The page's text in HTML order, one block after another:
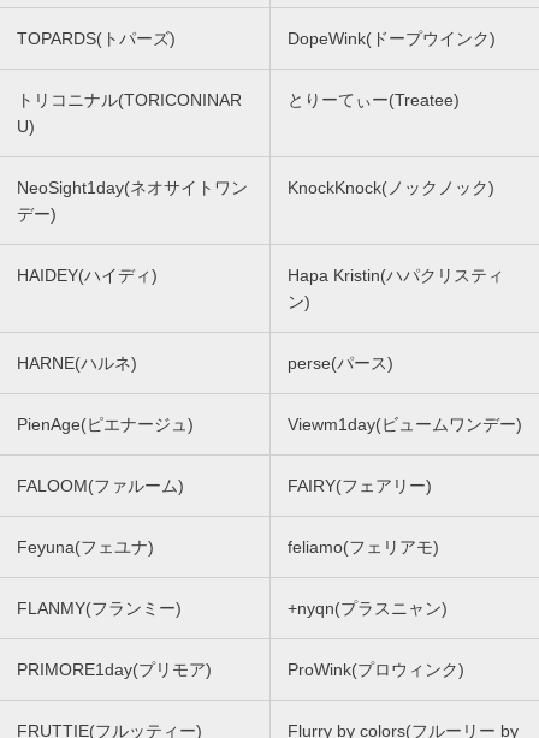
TOPARDS(トパーズ) DopeWink(ドープウインク)
トリコニナル(TORICONINAR
U)
とりーてぃー(Treatee)
NeoSight1day(ネオサイトワン
デー)
KnockKnock(ノックノック)
HAIDEY(ハイディ)
Hapa Kristin(ハパクリスティ
ン)
HARNE(ハルネ) perse(パース)
PienAge(ピエナージュ) Viewm1day(ビュームワンデー)
FALOOM(ファルーム) FAIRY(フェアリー)
Feyuna(フェユナ) feliamo(フェリアモ)
FLANMY(フランミー) +nyqn(プラスニャン)
PRIMORE1day(プリモア) ProWink(プロウィンク)
FRUTTIE(フルッティー)
Flurry by colors(フルーリー by